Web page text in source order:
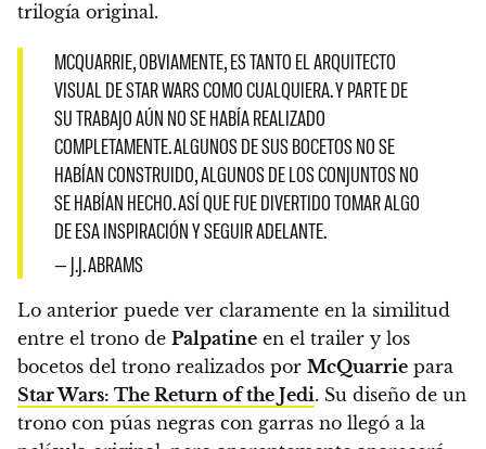
trilogía original.
MCQUARRIE, OBVIAMENTE, ES TANTO EL ARQUITECTO
VISUAL DE STAR WARS COMO CUALQUIERA. Y PARTE DE
SU TRABAJO AÚN NO SE HABÍA REALIZADO
COMPLETAMENTE. ALGUNOS DE SUS BOCETOS NO SE
HABÍAN CONSTRUIDO, ALGUNOS DE LOS CONJUNTOS NO
SE HABÍAN HECHO. ASÍ QUE FUE DIVERTIDO TOMAR ALGO
DE ESA INSPIRACIÓN Y SEGUIR ADELANTE.
— J.J. ABRAMS
Lo anterior puede ver claramente en la similitud
entre el trono de Palpatine en el trailer y los
bocetos del trono realizados por McQuarrie para
Star Wars: The Return of the Jedi. Su diseño de un
trono con púas negras con garras no llegó a la